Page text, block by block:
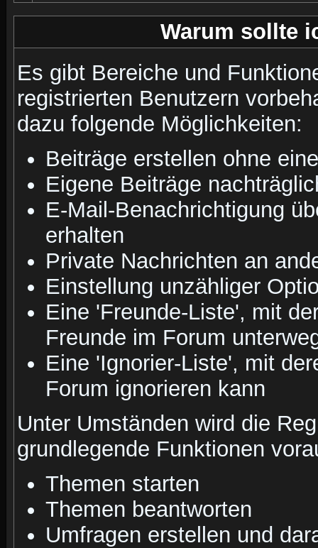
Warum sollte
Es gibt Bereiche und
registrierten Benutzern
dazu folgende Möglichkeiten:
Beiträge erstellen ohne
Eigene Beiträge
E-Mail-Benachrichtigung
erhalten
Private Nachrichten an
Einstellung unzähliger
Eine 'Freunde-Liste', mit
Freunde im Forum
Eine 'Ignorier-Liste', mit
Forum ignorieren kann
Unter Umständen wird die
grundlegende Funktionen
Themen starten
Themen beantworten
Umfragen erstellen und